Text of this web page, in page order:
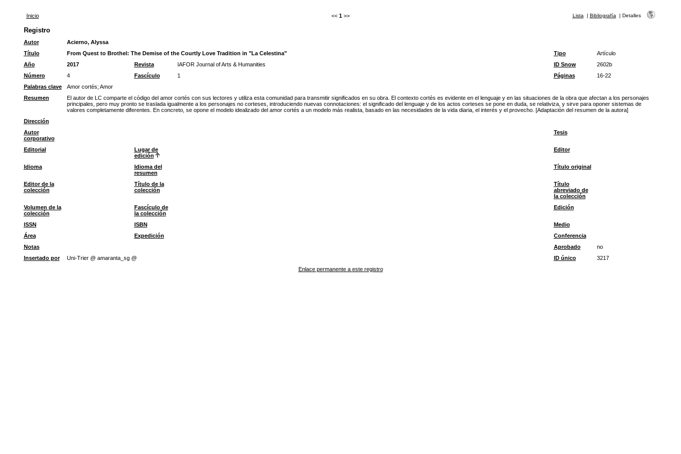
Inicio << 1 >> Lista | Bibliografía | Detalles
Registro
Autor
Acierno, Alyssa
Título
From Quest to Brothel: The Demise of the Courtly Love Tradition in "La Celestina" Tipo
Artículo
Año
2017 Revista IAFOR Journal of Arts & Humanities ID Snow
2602b
Número
4 Fascículo 1 Páginas
16-22
Palabras clave
Amor cortés; Amor
Resumen
El autor de LC comparte el código del amor cortés con sus lectores y utiliza esta comunidad para transmitir significados en su obra. El contexto cortés es evidente en el lenguaje y en las situaciones de la obra que afectan a los personajes
principales, pero muy pronto se traslada igualmente a los personajes no corteses, introduciendo nuevas connotaciones: el significado del lenguaje y de los actos corteses se pone en duda, se relativiza, y sirve para oponer sistemas de
valores completamente diferentes. En concreto, se opone el modelo idealizado del amor cortés a un modelo más realista, basado en las necesidades de la vida diaria, el interés y el provecho. [Adaptación del resumen de la autora]
Dirección
Autor
corporativo
Tesis
Editorial
Lugar de
edición
Editor
Idioma
Idioma del
resumen
Título original
Editor de la
colección
Título de la
colección
Título
abreviado de
la colección
Volumen de la
colección
Fascículo de
la colección
Edición
ISSN ISBN
Medio
Área
Expedición
Conferencia
Notas
Aprobado
no
Insertado por
Uni-Trier @ amaranta_sg @ ID único
3217
Enlace permanente a este registro